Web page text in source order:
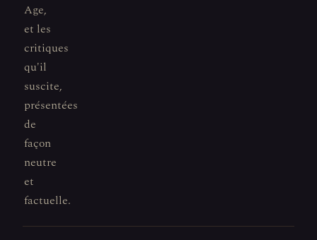
Age,
et les
critiques
qu'il
suscite,
présentées
de
façon
neutre
et
factuelle.